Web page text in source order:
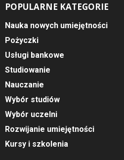
POPULARNE KATEGORIE
Nauka nowych umiejętności
Pożyczki
Usługi bankowe
Studiowanie
Nauczanie
Wybór studiów
Wybór uczelni
Rozwijanie umiejętności
Kursy i szkolenia